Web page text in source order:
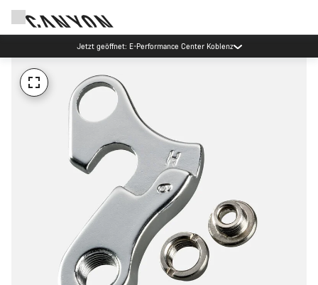
Jetzt geöffnet: E-Performance Center Koblenz